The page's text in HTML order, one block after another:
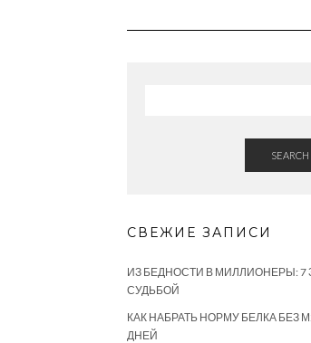
SEARCH
СВЕЖИЕ ЗАПИСИ
ИЗ БЕДНОСТИ В МИЛЛИОНЕРЫ: 7
СУДЬБОЙ
КАК НАБРАТЬ НОРМУ БЕЛКА БЕЗ
ДНЕЙ